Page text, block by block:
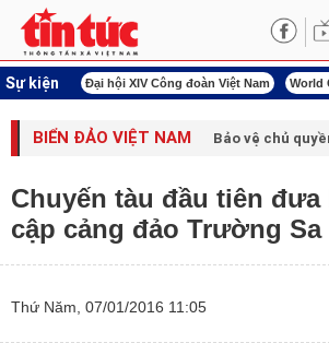
Sự kiện
Việt Nam World Cup 2026 Kỳ họp thứ nhất Quốc
BIỂN ĐẢO VIỆT NAM Bảo vệ chủ
Chuyến tàu đầu tiên đưa
cập cảng đảo Trường Sa
Thứ Năm, 07/01/2016 11:05